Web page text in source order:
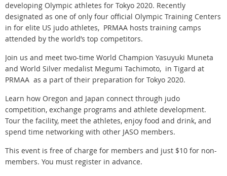
developing Olympic athletes for Tokyo 2020. Recently
designated as one of only four official Olympic Training Centers
in for elite US judo athletes, PRMAA hosts training camps
attended by the world’s top competitors.
Join us and meet two-time World Champion Yasuyuki Muneta
and World Silver medalist Megumi Tachimoto, in Tigard at
PRMAA as a part of their preparation for Tokyo 2020.
Learn how Oregon and Japan connect through judo
competition, exchange programs and athlete development.
Tour the facility, meet the athletes, enjoy food and drink, and
spend time networking with other JASO members.
This event is free of charge for members and just $10 for non-
members. You must register in advance.